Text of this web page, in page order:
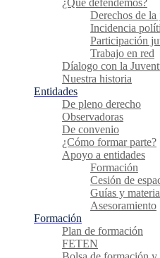
¿Qué defendemos?
Derechos de la
Incidencia
Participación
Trabajo en red
Díalogo con la
Nuestra historia
Entidades
De pleno derecho
Observadoras
De convenio
¿Cómo formar parte?
Apoyo a entidades
Formación
Cesión de
Guías y
Asesoramiento
Formación
Plan de formación
FETEN